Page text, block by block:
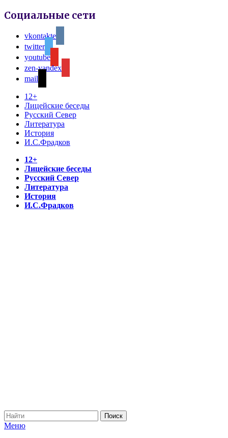
Социальные сети
vkontakte
twitter
youtube
zen-yandex
mail
12+
Лицейские беседы
Русский Север
Литература
История
И.С.Фрадков
12+
Лицейские беседы
Русский Север
Литература
История
И.С.Фрадков
Меню